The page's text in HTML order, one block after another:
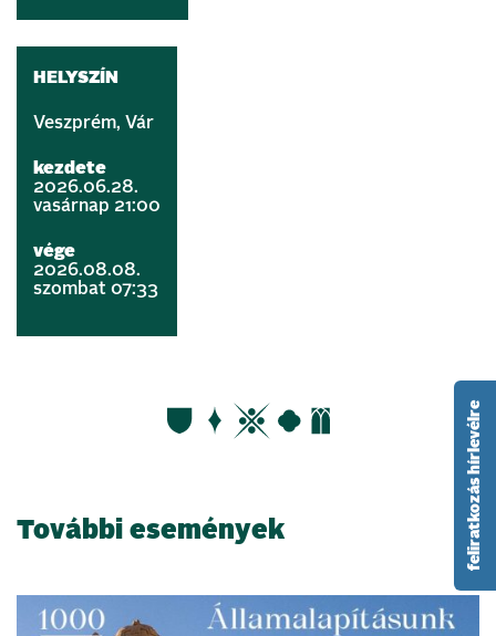
HELYSZÍN
Veszprém, Vár
kezdete
2026.06.28.
vasárnap 21:00
vége
2026.08.08.
szombat 07:33
További események feliratkozás hírlevélre